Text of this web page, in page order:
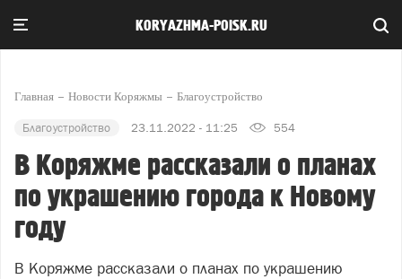
KORYAZHMA-POISK.RU
Главная Новости Коряжмы Благоустройство
Благоустройство 23.11.2022 - 11:25 554
В Коряжме рассказали о планах
по украшению города к Новому
году
В Коряжме рассказали о планах по украшению